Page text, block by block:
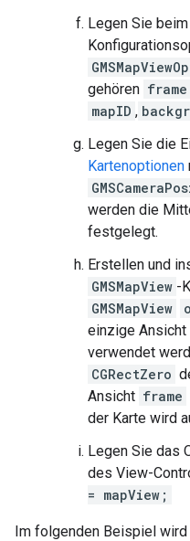
Legen Sie
gehören frame
mapID ,
Legen Sie die
Kartenoptionen
werden die
festgelegt.
Erstellen und
GMSMapView -
GMSMapView
einzige
verwendet
CGRectZero
Ansicht frame
der Karte wird
Legen Sie das
des View-
= mapView;
Im folgenden Beispiel